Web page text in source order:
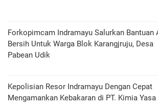
Forkopimcam Indramayu Salurkan Bantuan
Bersih Untuk Warga Blok Karangjruju, Desa
Pabean Udik
Kepolisian Resor Indramayu Dengan Cepat
Mengamankan Kebakaran di PT. Kimia Yasa